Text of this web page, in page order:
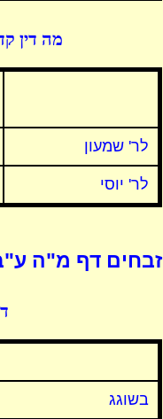
מה דין
לר' שמעון
לר' יוסי
זבחים דף מ"ה
בשוגג